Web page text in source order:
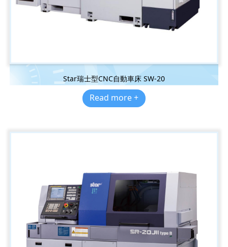
Star瑞士型CNC自動車床 SW-20
Read more +